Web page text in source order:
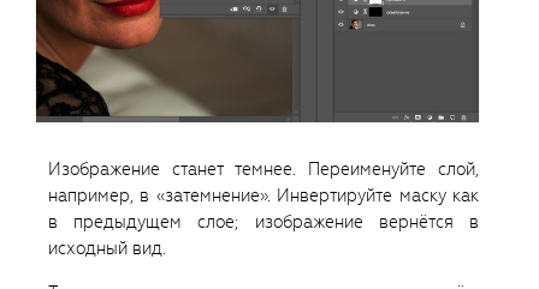
Изображение станет темнее. Переименуйте слой,
например, в «затемнение». Инвертируйте маску как
в предыдущем слое; изображение вернётся в
исходный вид.